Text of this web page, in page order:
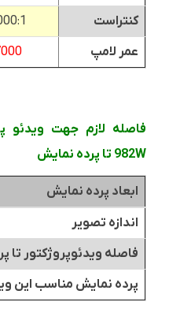
کنتراست
عمر لامپ
982W تا پرده نمایش
ابعاد پرده نمایش
اندازه تصویر
فاصله ویدئوپروژکتور تا
پرده نمایش مناسب این